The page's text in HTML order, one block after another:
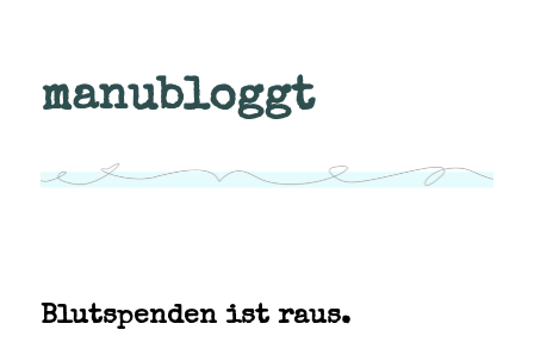
manubloggt
Blutspenden ist raus.